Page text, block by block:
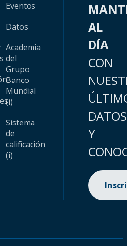
Eventos
Datos
Academia
del
Grupo
Banco
Mundial
(i)
Sistema
de
calificación
(i)
AL
DÍA
CON
DATOS
Y